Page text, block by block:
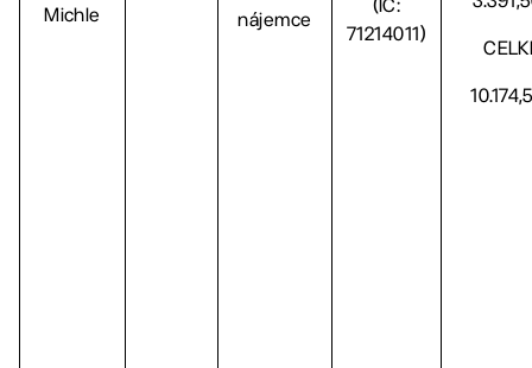
Michle nájemce
(IČ:
71214011)